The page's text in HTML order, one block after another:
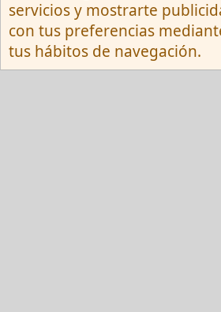
S
S
Community platform by
2026 XenForo Ltd.
servicios y mostrarte
con tus preferencias
tus hábitos de navegación.